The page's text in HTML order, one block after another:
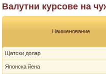
Валутни курсове на
Наименование
Щатски долар
Японска йена